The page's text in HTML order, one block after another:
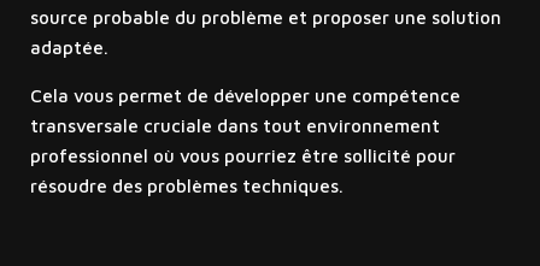
source probable du problème et proposer une solution
adaptée.
Cela vous permet de développer une compétence
transversale cruciale dans tout environnement
professionnel où vous pourriez être sollicité pour
résoudre des problèmes techniques.